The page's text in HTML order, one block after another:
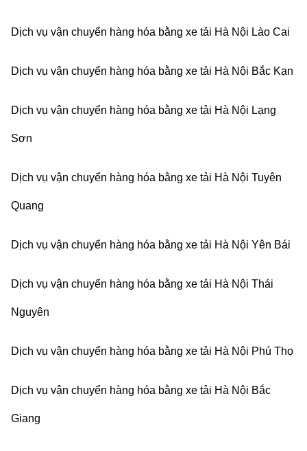
Dịch vụ vận chuyển hàng hóa bằng xe tải Hà Nội Lào Cai
Dịch vụ vận chuyển hàng hóa bằng xe tải Hà Nội Bắc Kạn
Dịch vụ vận chuyển hàng hóa bằng xe tải Hà Nội Lạng
Sơn
Dịch vụ vận chuyển hàng hóa bằng xe tải Hà Nội Tuyên
Quang
Dịch vụ vận chuyển hàng hóa bằng xe tải Hà Nội Yên Bái
Dịch vụ vận chuyển hàng hóa bằng xe tải Hà Nội Thái
Nguyên
Dịch vụ vận chuyển hàng hóa bằng xe tải Hà Nội Phú Thọ
Dịch vụ vận chuyển hàng hóa bằng xe tải Hà Nội Bắc
Giang